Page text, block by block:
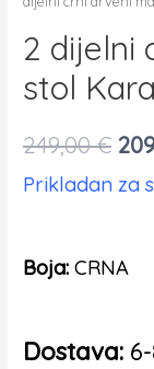
2 dijelni
stol
249,00€
Prikladan za
Boja: CRNA
Dostava: